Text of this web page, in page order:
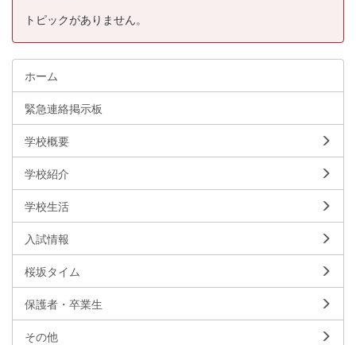
トピックがありません。
ホーム
緊急連絡掲示板
学校概要
学校紹介
学校生活
入試情報
桜坂タイム
保護者・卒業生
その他